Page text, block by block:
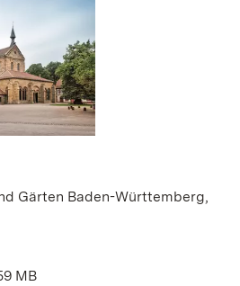
Gärten Baden-Württemberg,
MB